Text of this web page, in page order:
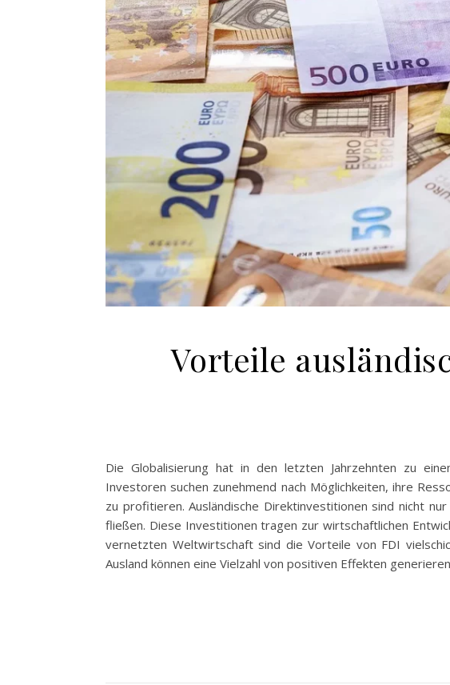
Vorteile
Die Globalisierung hat in den letzten Jahrzehnten zu
Investoren suchen zunehmend nach Möglichkeiten, ihre
zu profitieren. Ausländische Direktinvestitionen sind nicht
fließen. Diese Investitionen tragen zur wirtschaftlichen
vernetzten Weltwirtschaft sind die Vorteile von FDI
Ausland können eine Vielzahl von positiven Effekten